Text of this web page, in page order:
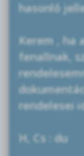
hasonló
Kerem , ha
fenallnak,
rendelesei
H, Cs : du